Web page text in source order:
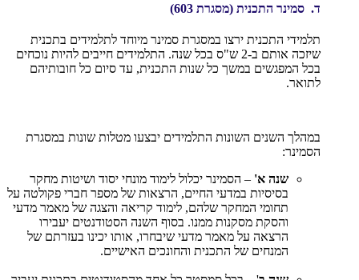
ד. סמינר התכנית (מסגרת 603)
תלמידי התכנית ירצו במסגרת סמינר מיוחד לתלמידים בתכנית
שיזכה אותם ב-2 ש"ס בכל שנה. התלמידים חייבים להיות נוכחים
בכל המפגשים במשך כל שנות התכנית, עד סיום כל חובותיהם
לתואר.
במהלך השנים השונות התלמידים יבצעו מטלות שונות במסגרת
הסמינר:
שנה א' – הסמינר יכלול לימוד מונחי יסוד ושיטות מחקר
בסיסיות במדעי החיים, הרצאות של מספר חברי פקולטה על
תחומי המחקר שלהם, לימוד קריאה והצגה של מאמר מדעי
והסקת מסקנות ממנו. בסוף השנה הסטודנטים יעבירו
הרצאה על מאמר מדעי שיבחרו, אותו יכינו בעזרתם של
המנחים של התכנית והחונכים האישיים.